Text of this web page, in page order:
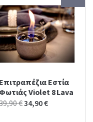
Επιτραπέζια Εστία
Φωτιάς Violet 8 Lava
€Original
34,90€Current